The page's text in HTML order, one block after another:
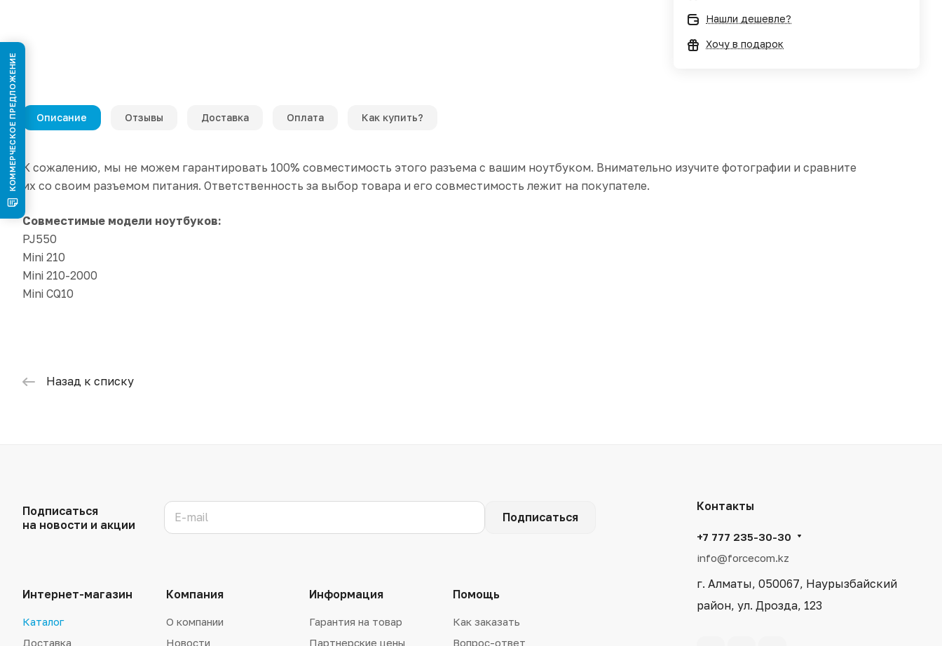
Нашли дешевле?
Хочу в подарок
Описание Отзывы Доставка Оплата Как купить?
К сожалению, мы не можем гарантировать 100% совместимость этого разъема с вашим ноутбуком. Внимательно изучите фотографии и сравните
их со своим разъемом питания. Ответственность за выбор товара и его совместимость лежит на покупателе.
Совместимые модели ноутбуков:
PJ550
Mini 210
Mini 210-2000
Mini CQ10
Назад к списку
Подписаться
на новости и акции
Подписаться
Интернет-магазин
Каталог
Доставка
Компания
О компании
Новости
Информация
Гарантия на товар
Партнерские цены
Помощь
Как заказать
Вопрос-ответ
Контакты
+7 777 235-30-30
info@forcecom.kz
г. Алматы, 050067, Наурызбайский
район, ул. Дрозда, 123
КОММЕРЧЕСКОЕ ПРЕДЛОЖЕНИЕ